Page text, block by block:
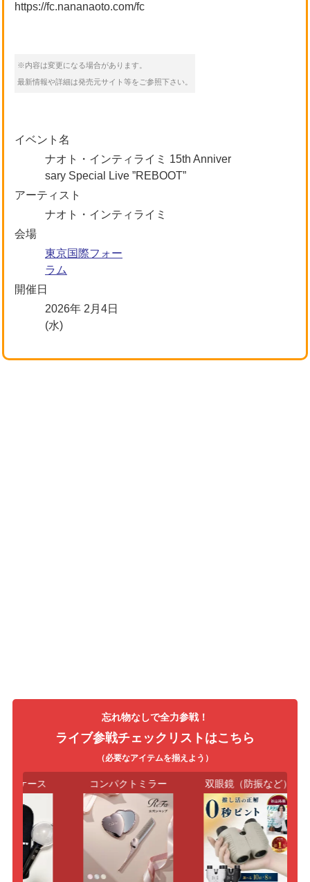
https://fc.nananaoto.com/fc
※内容は変更になる場合があります。
最新情報や詳細は発売元サイト等をご参照下さい。
イベント名
ナオト・インティライミ 15th Anniver
sary Special Live ”REBOOT”
アーティスト
ナオト・インティライミ
会場
東京国際フォー
ラム
開催日
2026年 2月4日
(水)
忘れ物なしで全力参戦！
ライブ参戦チェックリストはこちら
（必要なアイテムを揃えよう）
ケース コンパクトミラー 双眼鏡（防振など）